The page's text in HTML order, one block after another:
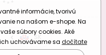
CZSK
informácie, tvorivú
na našom e-shope. Na
súbory cookies. Aké
uchovávame sa dočítate